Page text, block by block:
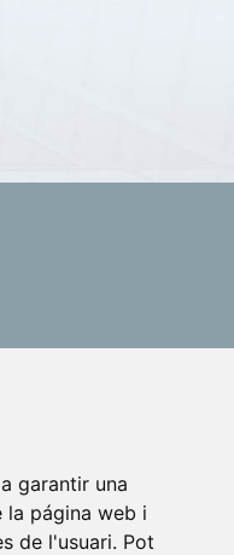
garantir una
la página web i
de l'usuari. Pot